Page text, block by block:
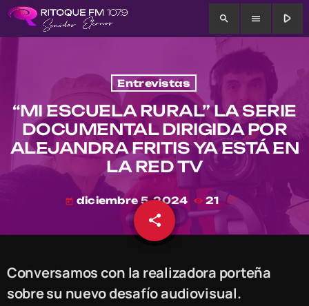
search menu play_arrow
Entrevistas
“MI ESCUELA RURAL” LA SERIE
DOCUMENTAL DIRIGIDA POR
ALEJANDRA FRITIS YA ESTÁ EN
LA RED TV
today diciembre 5, 2024 21
share
email
Conversamos con la realizadora porteña
sobre su nuevo desafío audiovisual.